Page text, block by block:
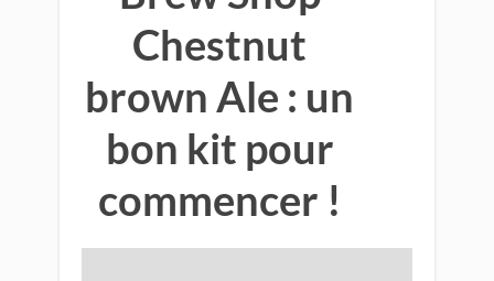
Chestnut
brown Ale : un
bon kit pour
commencer !